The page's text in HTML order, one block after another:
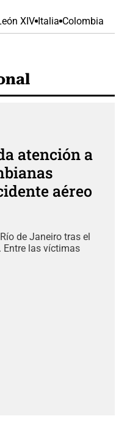
XIV Italia Colombia
atención a
aéreo
de Janeiro tras el
Entre las víctimas